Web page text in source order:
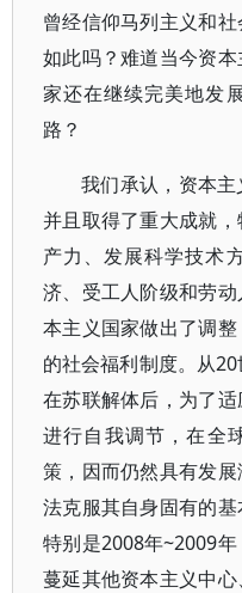
曾经信仰马列主义和
如此吗？难道当今资
家还在继续完美地发
路？
我们承认，资本
并且取得了重大成就
产力、发展科学技术
济、受工人阶级和劳
本主义国家做出了调
的社会福利制度。从
在苏联解体后，为了
进行自我调节，在全
策，因而仍然具有发
法克服其自身固有的基
特别是2008年~2009
蔓延其他资本主义中